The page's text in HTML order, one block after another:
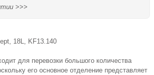
>>>
18L, KF13.140
для перевозки большого количества
его основное отделение представляет